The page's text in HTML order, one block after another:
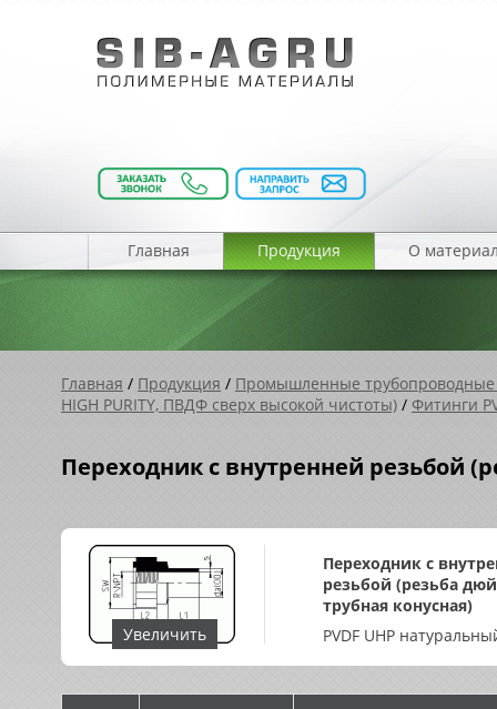
Главная Продукция О
Главная / Продукция / Промышленные
HIGH PURITY, ПВДФ cверх высокой чистоты) / Фитинги
Переходник с внутренней резьбой
Увеличить
Переходник с
резьбой (резьба
трубная конусная)
PVDF UHP